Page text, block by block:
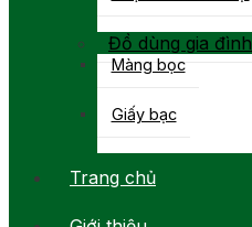
Đồ dùng gia đình
Màng bọc
Giấy bạc
Trang chủ